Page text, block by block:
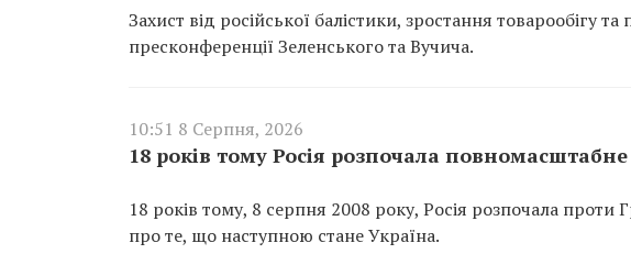
Захист від російської балістики, зростання товарообігу
пресконференції Зеленського та Вучича.
10:51 8 Серпня, 2026
18 років тому Росія розпочала
18 років тому, 8 серпня 2008 року, Росія розпочала проти
про те, що наступною стане Україна.